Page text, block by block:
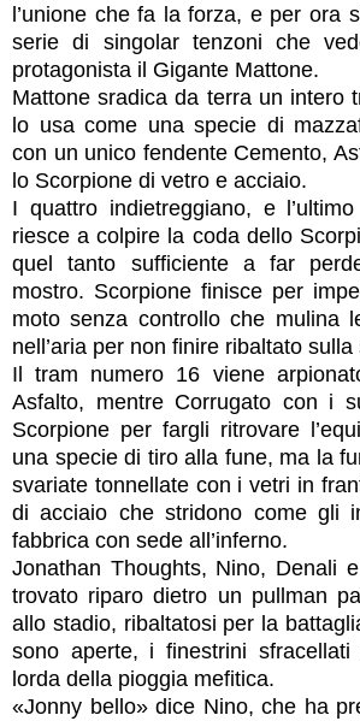
l’unione che fa la forza, e per ora
serie di singolar tenzoni che
protagonista il Gigante Mattone.
Mattone sradica da terra un intero
lo usa come una specie di
con un unico fendente Cemento,
lo Scorpione di vetro e acciaio.
I quattro indietreggiano, e
riesce a colpire la coda dello
quel tanto sufficiente a far
mostro. Scorpione finisce per
moto senza controllo che mulina
nell’aria per non finire ribaltato sulla
Il tram numero 16 viene
Asfalto, mentre Corrugato con i
Scorpione per fargli ritrovare
una specie di tiro alla fune, ma la
svariate tonnellate con i vetri in
di acciaio che stridono come gli
fabbrica con sede all’inferno.
Jonathan Thoughts, Nino, Denali
trovato riparo dietro un pullman
allo stadio, ribaltatosi per la
sono aperte, i finestrini
lorda della pioggia mefitica.
«Jonny bello» dice Nino, che ha